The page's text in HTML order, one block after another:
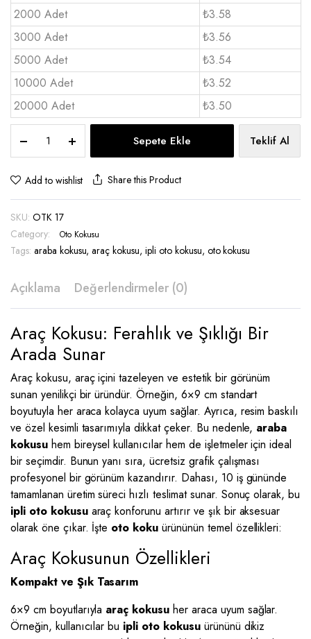
2000 Adet
₺3.58
3000 Adet
₺3.56
5000 Adet
₺3.54
10000 Adet
₺3.52
20000 Adet
₺3.50
kokusu
Karton
Standart
-
OTK
17
quantity
Sepete Ekle Teklif Al
Add to wishlist Share this Product
SKU: OTK 17
Category:
Oto Kokusu
Tags: araba kokusu,araç kokusu,ipli oto kokusu, oto kokusu
Açıklama Değerlendirmeler (0)
Araç Kokusu: Ferahlık ve Şıklığı Bir
Arada Sunar
Araç kokusu, araç içini tazeleyen ve estetik bir görünüm
sunan yenilikçi bir üründür. Örneğin, 6×9 cm standart
boyutuyla her araca kolayca uyum sağlar. Ayrıca, resim baskılı
ve özel kesimli tasarımıyla dikkat çeker. Bu nedenle, araba
kokusuhem bireysel kullanıcılar hem de işletmeler için ideal
bir seçimdir. Bunun yanı sıra, ücretsiz grafik çalışması
profesyonel bir görünüm kazandırır. Dahası, 10 iş gününde
tamamlanan üretim süreci hızlı teslimat sunar. Sonuç olarak, bu
ipli oto kokusuaraç konforunu artırır ve şık bir aksesuar
olarak öne çıkar. İşte oto koku ürününün temel özellikleri:
Araç Kokusunun Özellikleri
Kompakt ve Şık Tasarım
6×9 cm boyutlarıyla araç kokusu her araca uyum sağlar.
Örneğin, kullanıcılar bu ipli oto kokusuürününü dikiz